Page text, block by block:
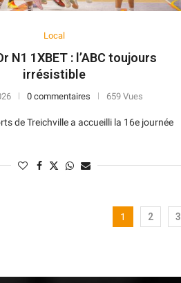
Local
N1 1XBET : l’ABC toujours
irrésistible
0 commentaires 659 Vues
de Treichville a accueilli la 16e journée
1 2 3